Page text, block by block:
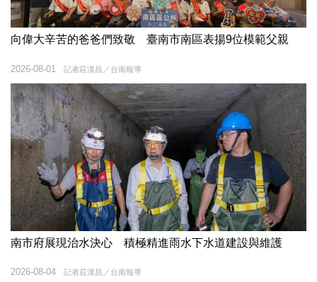
向偉大辛苦的爸爸們致敬 臺南市南區表揚9位模範父親
記者莊漢昌／台南報導
2026-08-01
南市府展現治水決心 積極精進雨水下水道建設與維護
記者莊漢昌／台南報導
2026-08-04